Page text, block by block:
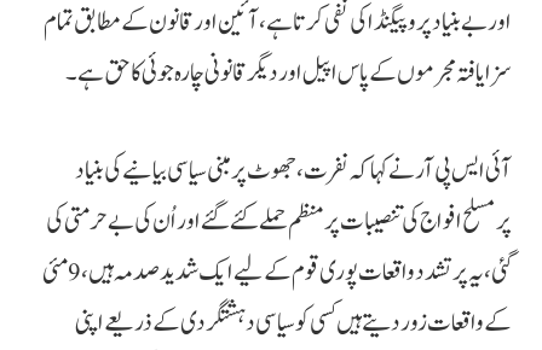
اور بے بنیاد پروپیگنڈا کی نفی کرتا ہے، آئین اور قانون کے مطابق تمام
سزا یافتہ مجرموں کے پاس اپیل اور دیگر قانونی چارہ جوئی کا حق ہے۔
آئی ایس پی آر نے کہا کہ نفرت، جھوٹ پرمبنی سیاسی بیانیےکی بنیاد
پرمسلح افواج کی تنصیبات پرمنظم حملے کئے گئے اور اُن کی بے حرمتی کی
گئی، یہ پر تشدد واقعات پوری قوم کے لیے ایک شدید صدمہ ہیں، 9 مئی
کے واقعات زور دیتے ہیں کسی کو سیاسی دہشتگردی کے ذریعے اپنی